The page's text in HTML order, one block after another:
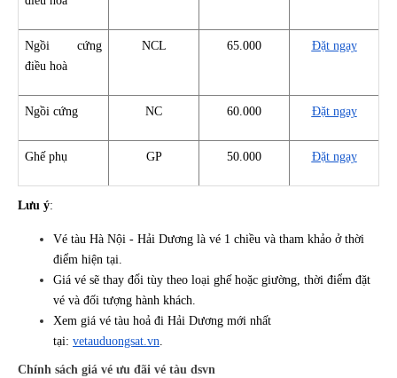
Ngồi cứng
điều hoà
NCL 65.000 Đặt ngay
Ngồi cứng NC 60.000 Đặt ngay
Ghế phụ GP 50.000 Đặt ngay
Lưu ý:
Vé tàu Hà Nội - Hải Dương là vé 1 chiều và tham khảo ở thời
điểm hiện tại.
Giá vé sẽ thay đổi tùy theo loại ghế hoặc giường, thời điểm đặt
vé và đối tượng hành khách.
Xem giá vé tàu hoả đi Hải Dương mới nhất
tại: vetauduongsat.vn.
Chính sách giá vé ưu đãi vé tàu dsvn